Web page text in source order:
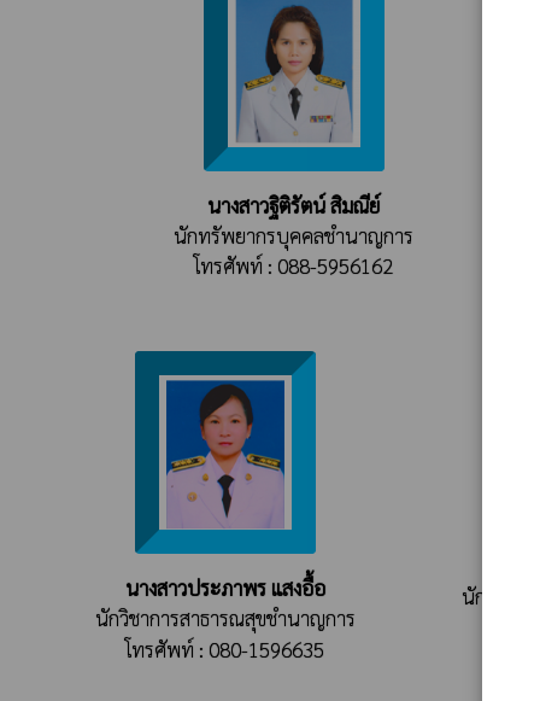
นางสาวฐิติรัตน์ สิมณีย์
นักทรัพยากรบุคคลชำนาญการ
โทรศัพท์ : 088-5956162
นางสาวประภาพร แสงอื้อ
นักวิชาการสาธารณสุขชำนาญการ
โทรศัพท์ : 080-1596635
นักป้องกั